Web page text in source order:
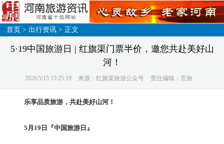
首页 >出行资讯 > 正文
5·19中国旅游日 | 红旗渠门票半价，邀您共赴美好山
河！
2026/5/15 15:25:19 来源：红旗渠旅游公众号 责任编辑：言旅
乐享品质旅游，共赴美好山河！
5月19日『中国旅游日』